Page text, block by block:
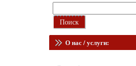
О нас / услуги: